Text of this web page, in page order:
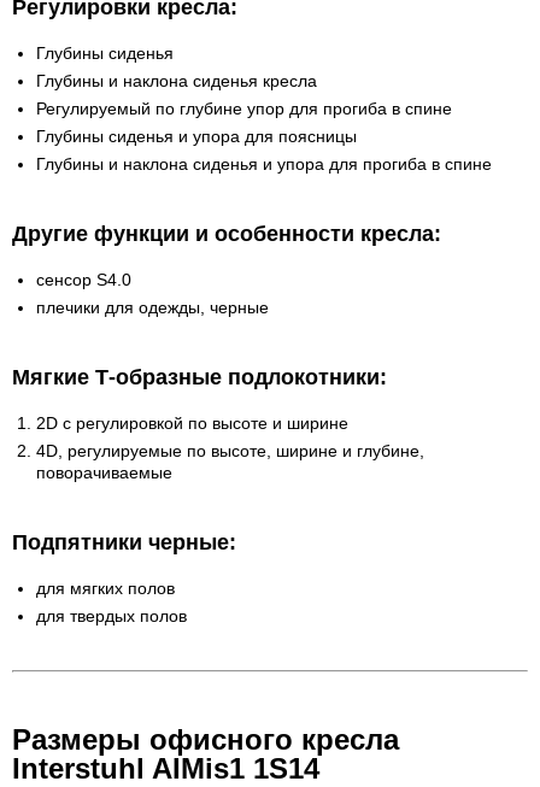
Регулировки кресла:
Глубины сиденья
Глубины и наклона сиденья кресла
Регулируемый по глубине упор для прогиба в спине
Глубины сиденья и упора для поясницы
Глубины и наклона сиденья и упора для прогиба в спине
Другие функции и особенности кресла:
сенсор S4.0
плечики для одежды, черные
Мягкие Т-образные подлокотники:
2D с регулировкой по высоте и ширине
4D, регулируемые по высоте, ширине и глубине,
поворачиваемые
Подпятники черные:
для мягких полов
для твердых полов
Размеры офисного кресла
Interstuhl AIMis1 1S14